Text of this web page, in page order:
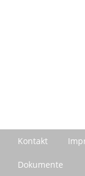
Kontakt
Dokumente